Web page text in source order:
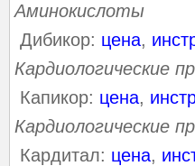
Аминокислоты
Дибикор: цена,
Кардиологические
Капикор: цена,
Кардиологические
Кардитал: цена,